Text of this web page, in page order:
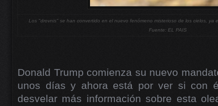
Los "drovnis" se han convertido en el nuevo fenómeno misterioso de los cielos, ya
Fuente: EL PAIS
Donald Trump comienza su nuevo
unos días y ahora está por ver si con
desvelar más información sobre esta